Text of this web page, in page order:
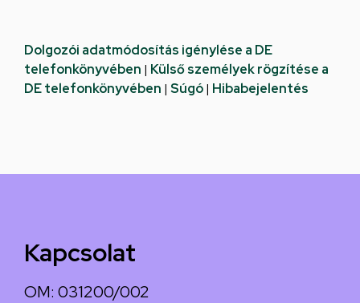
Dolgozói adatmódosítás igénylése a DE
telefonkönyvében | Külső személyek rögzítése a
DE telefonkönyvében | Súgó| Hibabejelentés
Kapcsolat
OM: 031200/002